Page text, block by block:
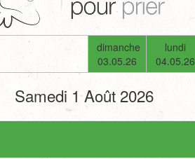
dimanche
03.05.26
lundi
04.05.26
Samedi 1 Août 2026